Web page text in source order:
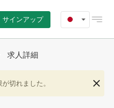
サインアップ
求人詳細
切れました。